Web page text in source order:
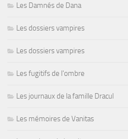
Les Damnés de Dana
Les dossiers vampires
Les dossiers vampires
Les fugitifs de l'ombre
Les journaux de la famille Dracul
Les mémoires de Vanitas